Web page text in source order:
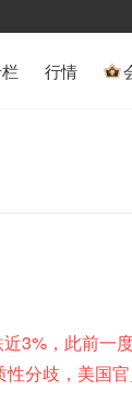
行情
3%，此前一
分歧，美国